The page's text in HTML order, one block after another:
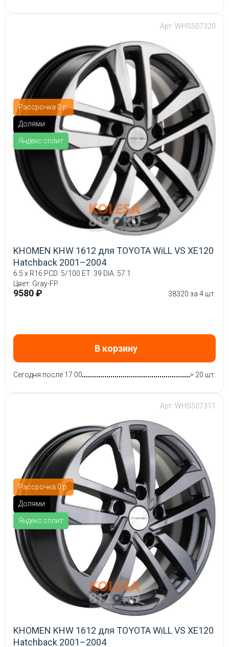
Рассрочка 0 р.
Долями
Яндекс.сплит
Арт: WHS507320
KHOMEN KHW 1612 для TOYOTA WiLL VS XE120
Hatchback 2001–2004
6.5 x R16 PCD: 5/100 ET: 39 DIA: 57.1
Цвет: Gray-FP
9580 ₽ 38320 за 4 шт.
В корзину
Сегодня после 17:00 > 20 шт.
Рассрочка 0 р.
Долями
Яндекс.сплит
Арт: WHS507311
KHOMEN KHW 1612 для TOYOTA WiLL VS XE120
Hatchback 2001–2004